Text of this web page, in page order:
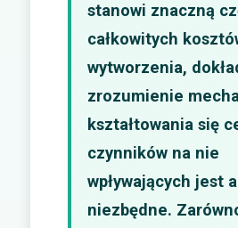
stanowi znaczną
całkowitych
wytworzenia,
zrozumienie
kształtowania się
czynników na nie
wpływających jest
niezbędne.